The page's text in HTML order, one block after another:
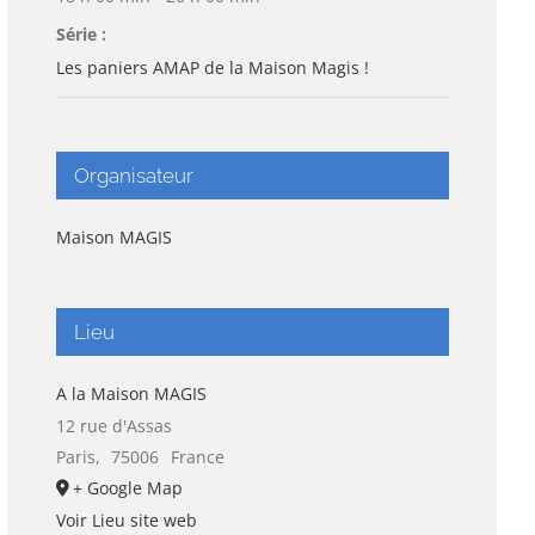
Série :
Les paniers AMAP de la Maison Magis !
Organisateur
Maison MAGIS
Lieu
A la Maison MAGIS
12 rue d'Assas
Paris, 75006 France
+ Google Map
Voir Lieu site web